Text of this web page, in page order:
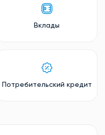
Вклады
Потребительский кредит